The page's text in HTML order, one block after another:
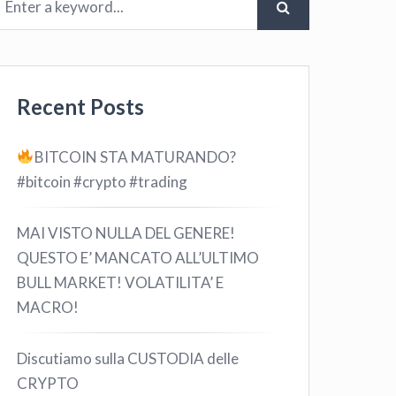
Recent Posts
BITCOIN STA MATURANDO?
#bitcoin #crypto #trading
MAI VISTO NULLA DEL GENERE!
QUESTO E’ MANCATO ALL’ULTIMO
BULL MARKET! VOLATILITA’ E
MACRO!
Discutiamo sulla CUSTODIA delle
CRYPTO